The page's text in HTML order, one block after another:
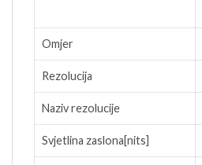
Omjer
Rezolucija
Naziv rezolucije
Svjetlina zaslona[nits]